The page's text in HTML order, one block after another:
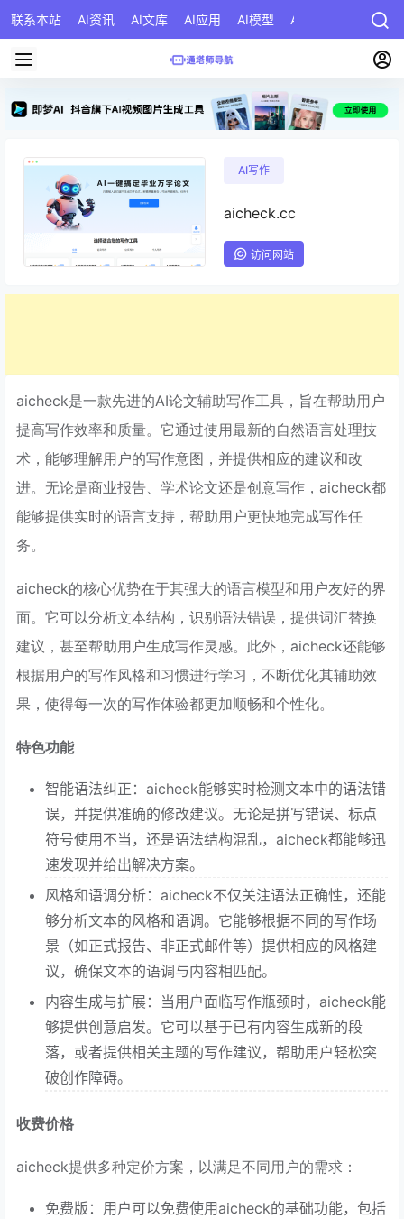
联系本站 AI资讯 AI文库 AI应用 AI模型 AI公司 AI提示词
AI写作
aicheck.cc
访问网站
aicheck是一款先进的AI论文辅助写作工具，旨在帮助用户
提高写作效率和质量。它通过使用最新的自然语言处理技
术，能够理解用户的写作意图，并提供相应的建议和改
进。无论是商业报告、学术论文还是创意写作，aicheck都
能够提供实时的语言支持，帮助用户更快地完成写作任
务。
aicheck的核心优势在于其强大的语言模型和用户友好的界
面。它可以分析文本结构，识别语法错误，提供词汇替换
建议，甚至帮助用户生成写作灵感。此外，aicheck还能够
根据用户的写作风格和习惯进行学习，不断优化其辅助效
果，使得每一次的写作体验都更加顺畅和个性化。
特色功能
智能语法纠正：aicheck能够实时检测文本中的语法错
误，并提供准确的修改建议。无论是拼写错误、标点
符号使用不当，还是语法结构混乱，aicheck都能够迅
速发现并给出解决方案。
风格和语调分析：aicheck不仅关注语法正确性，还能
够分析文本的风格和语调。它能够根据不同的写作场
景（如正式报告、非正式邮件等）提供相应的风格建
议，确保文本的语调与内容相匹配。
内容生成与扩展：当用户面临写作瓶颈时，aicheck能
够提供创意启发。它可以基于已有内容生成新的段
落，或者提供相关主题的写作建议，帮助用户轻松突
破创作障碍。
收费价格
aicheck提供多种定价方案，以满足不同用户的需求：
免费版：用户可以免费使用aicheck的基础功能，包括